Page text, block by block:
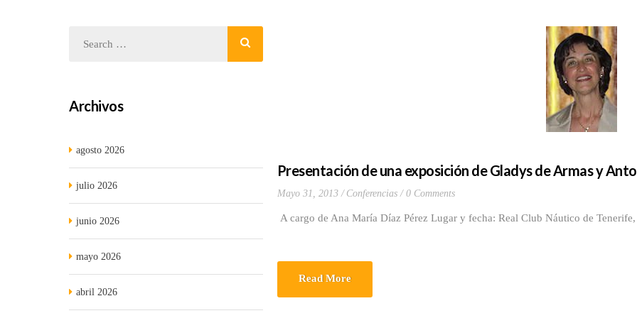
Presentación de una exposición de Gladys de Armas y
Mayo 31, 2013 Conferencias 0 Comments
A cargo de Ana María Díaz Pérez Lugar y fecha: Real Club Náutico de
Read More
Archivos
agosto 2026
julio 2026
junio 2026
mayo 2026
abril 2026